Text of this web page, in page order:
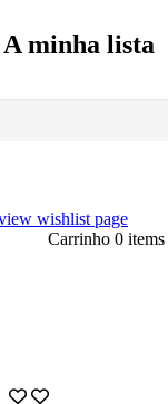
A minha lista
wishlist page
Carrinho 0 items